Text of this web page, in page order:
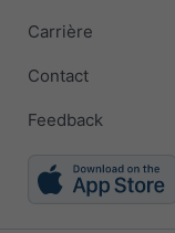
Carrière
Contact
Feedback